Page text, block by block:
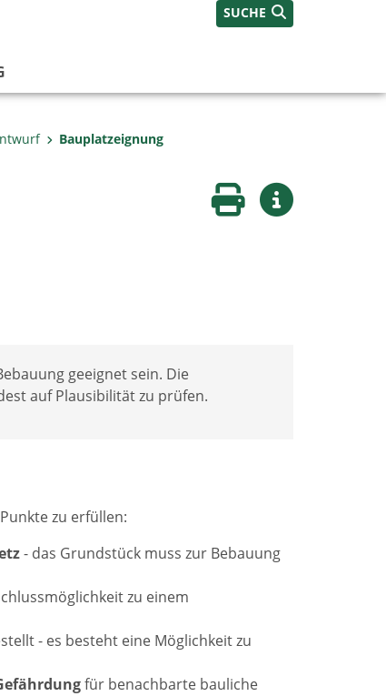
SUCHE
Bauplatzeignung
Seite druckenWeitere Infos
geeignet sein. Die
auf Plausibilität zu prüfen.
zu erfüllen:
- das Grundstück muss zur Bebauung
zu einem
- es besteht eine Möglichkeit zu
für benachbarte bauliche